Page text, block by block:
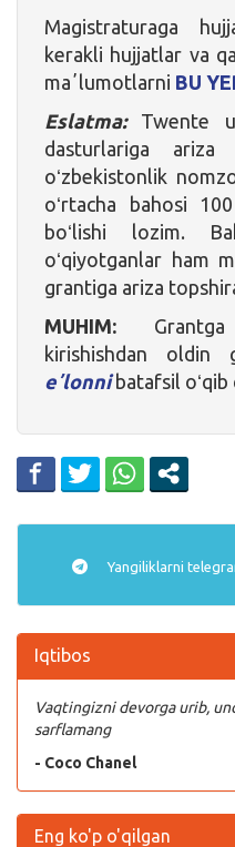
Magistraturaga
kerakli hujjatlar va
maʼlumotlarni BU
Eslatma:Twente
dasturlariga
oʻzbekistonlik
oʻrtacha bahosi
boʻlishi lozim.
oʻqiyotganlar ham
grantiga ariza
MUHIM: Grantga
kirishishdan oldin
eʼlonnibatafsil oʻqib
Yangiliklarni
Iqtibos
Vaqtingizni devorga urib,
sarflamang
- Coco Chanel
Eng ko'p o'qilgan